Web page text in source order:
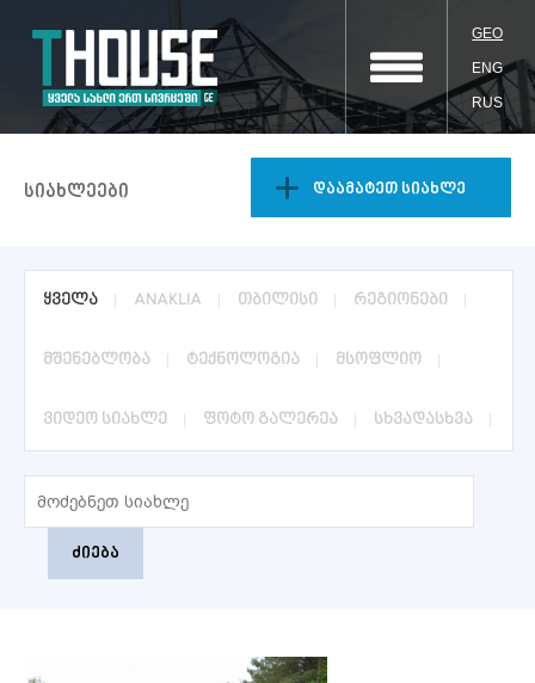
GEO
ENG
RUS
სიახლეები დაამატეთ სიახლე
ყველა ANAKLIA თბილისი რეგიონები
მშენებლობა ტექნოლოგია მსოფლიო
ვიდეო სიახლე ფოტო გალერეა სხვადასხვა
ძიება